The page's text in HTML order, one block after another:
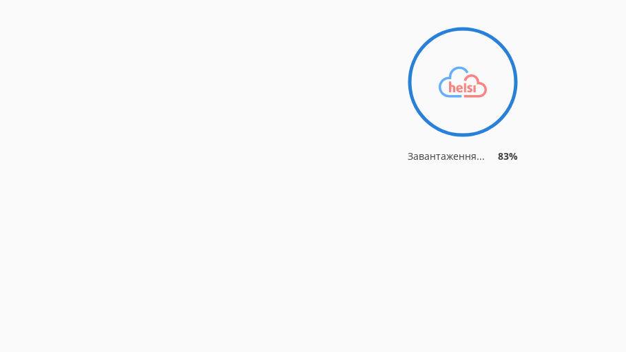
Завантаження... 87%